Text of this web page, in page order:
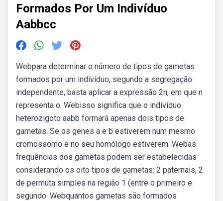
Formados Por Um Indivíduo
Aabbcc
Webpara determinar o número de tipos de gametas
formados por um indivíduo, segundo a segregação
independente, basta aplicar a expressão 2n, em que n
representa o. Webisso significa que o indivíduo
heterozigoto aabb formará apenas dois tipos de
gametas. Se os genes a e b estiverem num mesmo
cromossomo e no seu homólogo estiverem. Webas
freqüências dos gametas podem ser estabelecidas
considerando os oito tipos de gametas: 2 paternais, 2
de permuta simples na região 1 (entre o primeiro e
segundo. Webquantos gametas são formados